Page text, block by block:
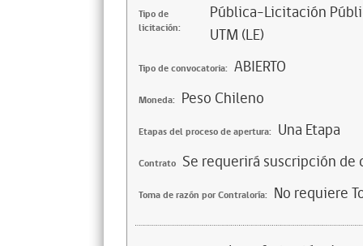
Tipo de
licitación:
Pública-Licitación
UTM (LE)
Tipo de convocatoria: ABIERTO
Moneda: Peso Chileno
Etapas del proceso de apertura: Una Etapa
Contrato Se requerirá suscripción
Toma de razón por Contraloría: No requiere